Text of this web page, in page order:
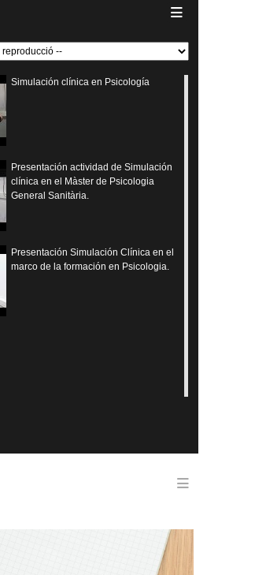
Simulación clínica en Psicología
Presentación actividad de Simulación
clínica en el Màster de Psicologia
General Sanitària.
Presentación Simulación Clínica en el
marco de la formación en Psicologia.
Menu